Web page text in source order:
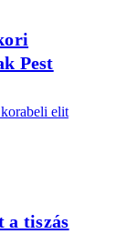
Pest
elit
a tiszás